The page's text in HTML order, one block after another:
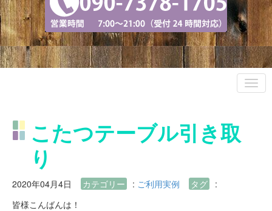
こたつテーブル引き取
り
2020年04月4日 カテゴリー : ご利用実例 タグ
:
皆様こんばんは！